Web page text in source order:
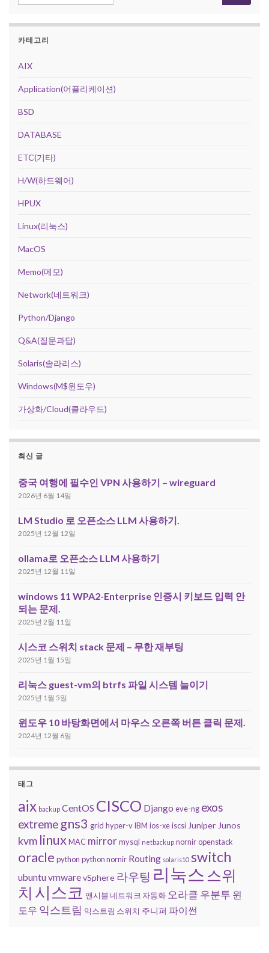
카테고리
AIX
Application(어플리케이션)
BSD
DATABASE
ETC(기타)
H/W(하드웨어)
HPUX
Linux(리눅스)
MacOS
Memo(메모)
Network(네트워크)
Python/Django
Q&A(질문과답)
Solaris(솔라리스)
Windows(M$윈도우)
가상화/Cloud(클라우드)
최신 글
중국 여행에 필수인 VPN 사용하기 – wireguard
2026년 6월 14일
LM Studio 로 오픈소스 LLM 사용하기.
2025년 12월 12일
ollama로 오픈소스 LLM 사용하기
2025년 12월 11일
windows 11 WPA2-Enterprise 인증시 키보드 입력 안
되는 문제.
2025년 2월 11일
시스코 스위치 stack 문제 – 무한 재부팅
2025년 1월 15일
리눅스 guest-vm의 btrfs 파일 시스템 늘이기
2025년 1월 5일
윈도우 10 바탕화면에서 마우스 오른쪽 버튼 클릭 문제.
2024년 12월 6일
태그
aix backup CentOS CISCO Django eve-ng exos
extreme gns3 grid hyper-vIBM ios-xeiscsi Juniper Junos
kvm linuxMAC mirror mysql netbackup norniropenstack
oracle python python nornir Routing solaris10 switch
ubuntuvmwarevSphere 라우팅 리눅스 스위
치 시스코 앤시블 네트워크 자동화 오라클 우분투 윈
도우 익스트림 익스트림 스위치 주니퍼 파이썬